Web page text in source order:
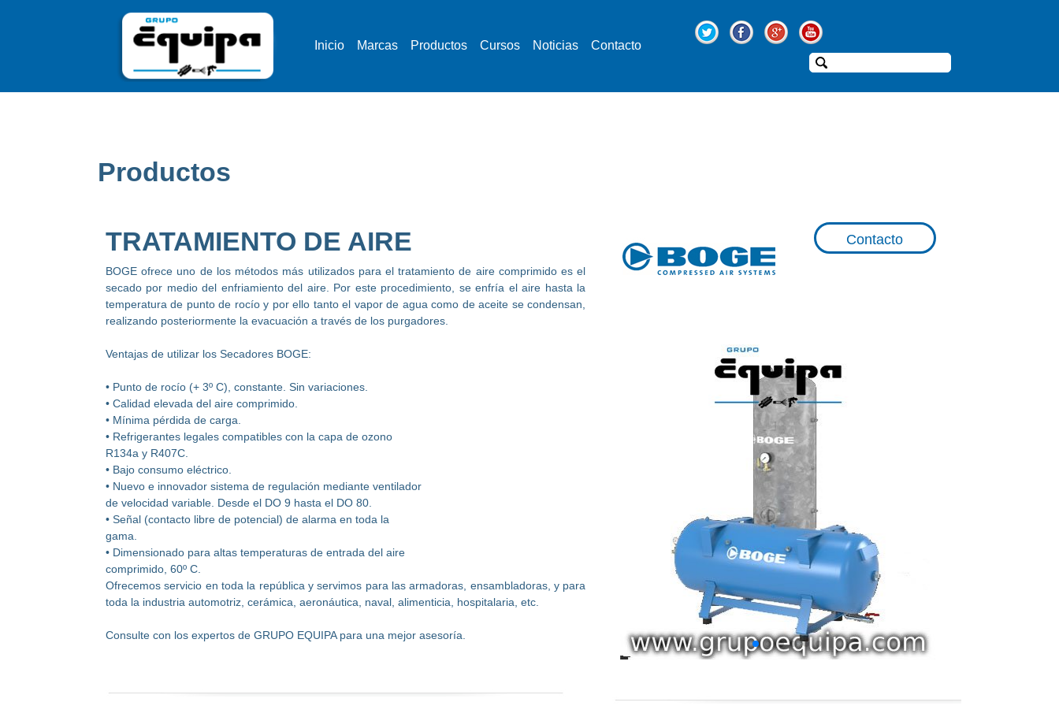
Inicio Marcas Productos Cursos Noticias Contacto
Productos
TRATAMIENTO DE AIRE
BOGE ofrece uno de los métodos más utilizados para el tratamiento de aire comprimido es el
secado por medio del enfriamiento del aire. Por este procedimiento, se enfría el aire hasta la
temperatura de punto de rocío y por ello tanto el vapor de agua como de aceite se condensan,
realizando posteriormente la evacuación a través de los purgadores.
Ventajas de utilizar los Secadores BOGE:
• Punto de rocío (+ 3º C), constante. Sin variaciones.
• Calidad elevada del aire comprimido.
• Mínima pérdida de carga.
• Refrigerantes legales compatibles con la capa de ozono
R134a y R407C.
• Bajo consumo eléctrico.
• Nuevo e innovador sistema de regulación mediante ventilador
de velocidad variable. Desde el DO 9 hasta el DO 80.
• Señal (contacto libre de potencial) de alarma en toda la
gama.
• Dimensionado para altas temperaturas de entrada del aire
comprimido, 60º C.
Ofrecemos servicio en toda la república y servimos para las armadoras, ensambladoras, y para
toda la industria automotriz, cerámica, aeronáutica, naval, alimenticia, hospitalaria, etc.
Consulte con los expertos de GRUPO EQUIPA para una mejor asesoría.
Contacto